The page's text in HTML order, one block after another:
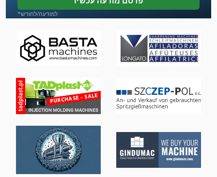
מכונת חיתוך-Off
מכונת כביסה ארגז
מכונת כביסה ומכונת כביסה תעשיית תוכן 30 ק ג
מכונת סגן 200 מ מ
מכונת עבודה מתכת
מכונת תפירה מחט 2
מתח טעינה
ס מ מסדרת M
*למודעה/לחודש